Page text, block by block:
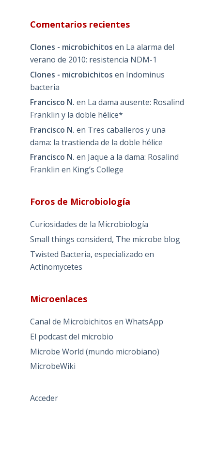
Comentarios recientes
Clones - microbichitos en La alarma del
verano de 2010: resistencia NDM-1
Clones - microbichitos en Indominus
bacteria
Francisco N. en La dama ausente: Rosalind
Franklin y la doble hélice*
Francisco N. en Tres caballeros y una
dama: la trastienda de la doble hélice
Francisco N. en Jaque a la dama: Rosalind
Franklin en King’s College
Foros de Microbiología
Curiosidades de la Microbiología
Small things considerd, The microbe blog
Twisted Bacteria, especializado en
Actinomycetes
Microenlaces
Canal de Microbichitos en WhatsApp
El podcast del microbio
Microbe World (mundo microbiano)
MicrobeWiki
Acceder